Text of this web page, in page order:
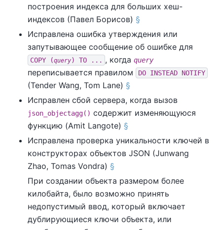
построения индекса для больших хеш-
индексов (Павел Борисов) §
Исправлена ошибка утверждения или
запутывающее сообщение об ошибке для
COPY (query) TO ... , когда query
переписывается правилом DO INSTEAD NOTIFY
(Tender Wang, Tom Lane) §
Исправлен сбой сервера, когда вызов
json_objectagg() содержит изменяющуюся
функцию (Amit Langote) §
Исправлена проверка уникальности ключей в
конструкторах объектов JSON (Junwang
Zhao, Tomas Vondra) §
При создании объекта размером более
килобайта, было возможно принять
недопустимый ввод, который включает
дублирующиеся ключи объекта, или